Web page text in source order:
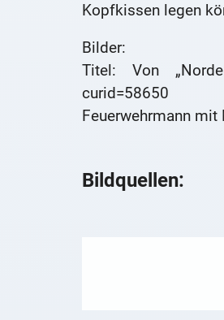
Kopfkissen legen
Bilder:
Titel: Von
curid=58650
Feuerwehrmann
Bildquellen: